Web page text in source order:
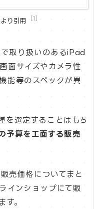
り引用 ［1］
取り扱いのあるiPad
面サイズやカメラ性
能等のスペックが異
を選定することはもち
予算を工面する販売
売価格についてまと
インショップにて販
す。